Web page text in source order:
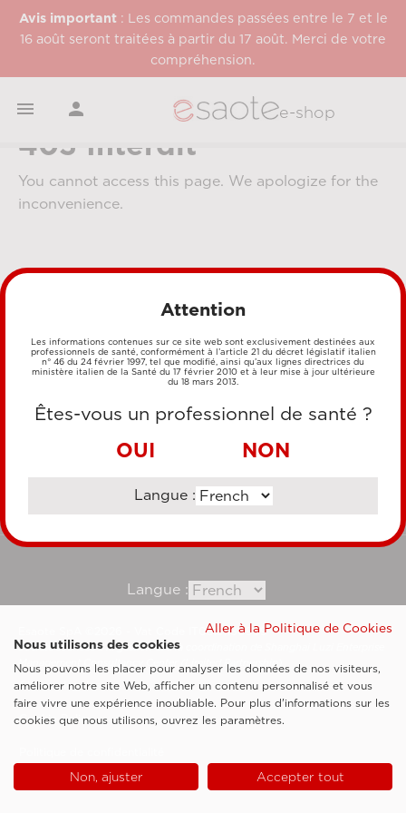
Avis important: Les commandes passées entre le 7 et le
16 août seront traitées à partir du 17 août. Merci de votre
compréhension.
  e-shop
403 Interdit
You cannot access this page. We apologize for the
inconvenience.
MÉTHODES DE PAIEMENT
VIREMENT BANCAIRE
Langue :
Esaote SpA ©2026 - Vat Code IT05131180969
Société soumise à la gestion et à la coordination de Shanghai Luzi Enterprise
Management Consultancy Center (Limited Partnership)
Clauses légales
Cookie Policy
Attention
Les informations contenues sur ce site web sont exclusivement destinées aux
professionnels de santé, conformément à l’article 21 du décret législatif italien
n° 46 du 24 février 1997, tel que modifié, ainsi qu’aux lignes directrices du
ministère italien de la Santé du 17 février 2010 et à leur mise à jour ultérieure
du 18 mars 2013.
Êtes-vous un professionnel de santé ?
OUI NON
Langue :
Aller à la Politique de Cookies
Nous utilisons des cookies
Nous pouvons les placer pour analyser les données de nos visiteurs,
améliorer notre site Web, afficher un contenu personnalisé et vous
faire vivre une expérience inoubliable. Pour plus d'informations sur les
cookies que nous utilisons, ouvrez les paramètres.
Non, ajuster Accepter tout